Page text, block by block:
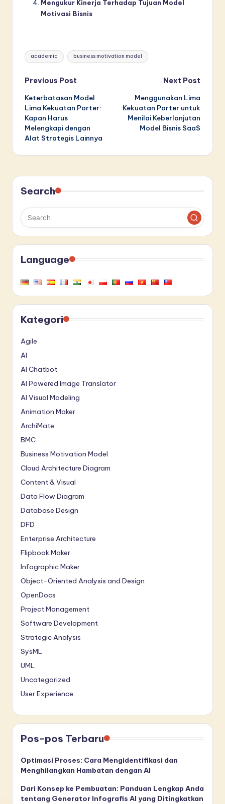
Mengukur Kinerja Terhadap Tujuan Model
Motivasi Bisnis
Tags:
academic business motivation model
Post
navigation
Previous Post
Keterbatasan Model
Lima Kekuatan Porter:
Kapan Harus
Melengkapi dengan
Alat Strategis Lainnya
Next Post
Menggunakan Lima
Kekuatan Porter untuk
Menilai Keberlanjutan
Model Bisnis SaaS
Search
Language
Kategori
Agile
AI
AI Chatbot
AI Powered Image Translator
AI Visual Modeling
Animation Maker
ArchiMate
BMC
Business Motivation Model
Cloud Architecture Diagram
Content & Visual
Data Flow Diagram
Database Design
DFD
Enterprise Architecture
Flipbook Maker
Infographic Maker
Object-Oriented Analysis and Design
OpenDocs
Project Management
Software Development
Strategic Analysis
SysML
UML
Uncategorized
User Experience
Pos-pos Terbaru
Optimasi Proses: Cara Mengidentifikasi dan
Menghilangkan Hambatan dengan AI
Dari Konsep ke Pembuatan: Panduan Lengkap Anda
tentang Generator Infografis AI yang Ditingkatkan